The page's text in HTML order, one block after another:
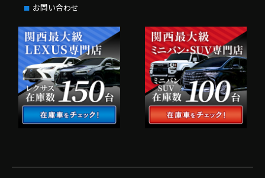
お問い合わせ